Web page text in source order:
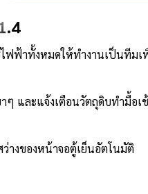
ไฟฟ้าทั้งหมดให้ทำงานเป็นทีม
และแจ้งเตือนวัตถุดิบทำมื้อเ
างของหน้าจอตู้เย็นอัตโนมัติ